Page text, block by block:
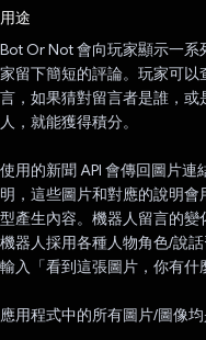
用途
Bot Or Not 會向玩家顯示一
家留下簡短的評論。玩家可
言，如果猜對留言者是誰，
人，就能獲得積分。
使用的新聞 API 會傳回圖片
明，這些圖片和對應的說明
型產生內容。機器人留言的
機器人採用各種人物角色/說
輸入「看到這張圖片，你有什
應用程式中的所有圖片/圖像